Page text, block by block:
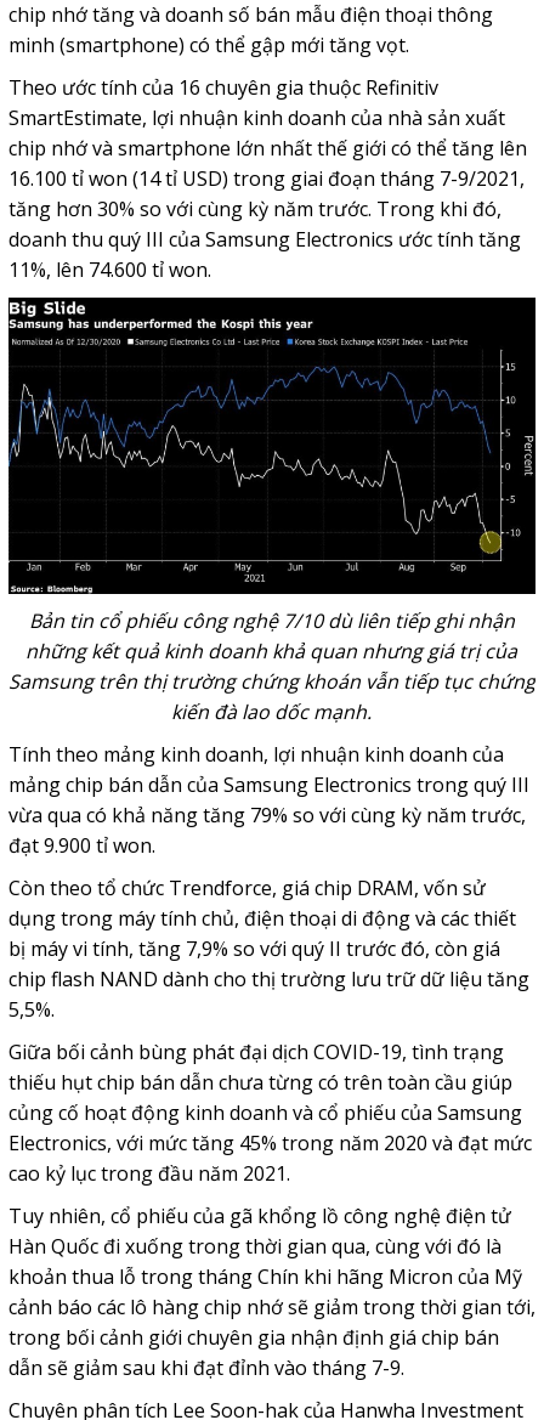
chip nhớ tăng và doanh số bán mẫu điện thoại thông
minh (smartphone) có thể gập mới tăng vọt.
Theo ước tính của 16 chuyên gia thuộc Refinitiv
SmartEstimate, lợi nhuận kinh doanh của nhà sản xuất
chip nhớ và smartphone lớn nhất thế giới có thể tăng lên
16.100 tỉ won (14 tỉ USD) trong giai đoạn tháng 7-9/2021,
tăng hơn 30% so với cùng kỳ năm trước. Trong khi đó,
doanh thu quý III của Samsung Electronics ước tính tăng
11%, lên 74.600 tỉ won.
Bản tin cổ phiếu công nghệ 7/10 dù liên tiếp ghi nhận
những kết quả kinh doanh khả quan nhưng giá trị của
Samsung trên thị trường chứng khoán vẫn tiếp tục chứng
kiến đà lao dốc mạnh.
Tính theo mảng kinh doanh, lợi nhuận kinh doanh của
mảng chip bán dẫn của Samsung Electronics trong quý III
vừa qua có khả năng tăng 79% so với cùng kỳ năm trước,
đạt 9.900 tỉ won.
Còn theo tổ chức Trendforce, giá chip DRAM, vốn sử
dụng trong máy tính chủ, điện thoại di động và các thiết
bị máy vi tính, tăng 7,9% so với quý II trước đó, còn giá
chip flash NAND dành cho thị trường lưu trữ dữ liệu tăng
5,5%.
Giữa bối cảnh bùng phát đại dịch COVID-19, tình trạng
thiếu hụt chip bán dẫn chưa từng có trên toàn cầu giúp
củng cố hoạt động kinh doanh và cổ phiếu của Samsung
Electronics, với mức tăng 45% trong năm 2020 và đạt mức
cao kỷ lục trong đầu năm 2021.
Tuy nhiên, cổ phiếu của gã khổng lồ công nghệ điện tử
Hàn Quốc đi xuống trong thời gian qua, cùng với đó là
khoản thua lỗ trong tháng Chín khi hãng Micron của Mỹ
cảnh báo các lô hàng chip nhớ sẽ giảm trong thời gian tới,
trong bối cảnh giới chuyên gia nhận định giá chip bán
dẫn sẽ giảm sau khi đạt đỉnh vào tháng 7-9.
Chuyên phân tích Lee Soon-hak của Hanwha Investment